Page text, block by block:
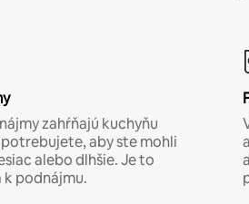
zahŕňajú kuchyňu
aby ste mohli
alebo dlhšie. Je to
podnájmu.